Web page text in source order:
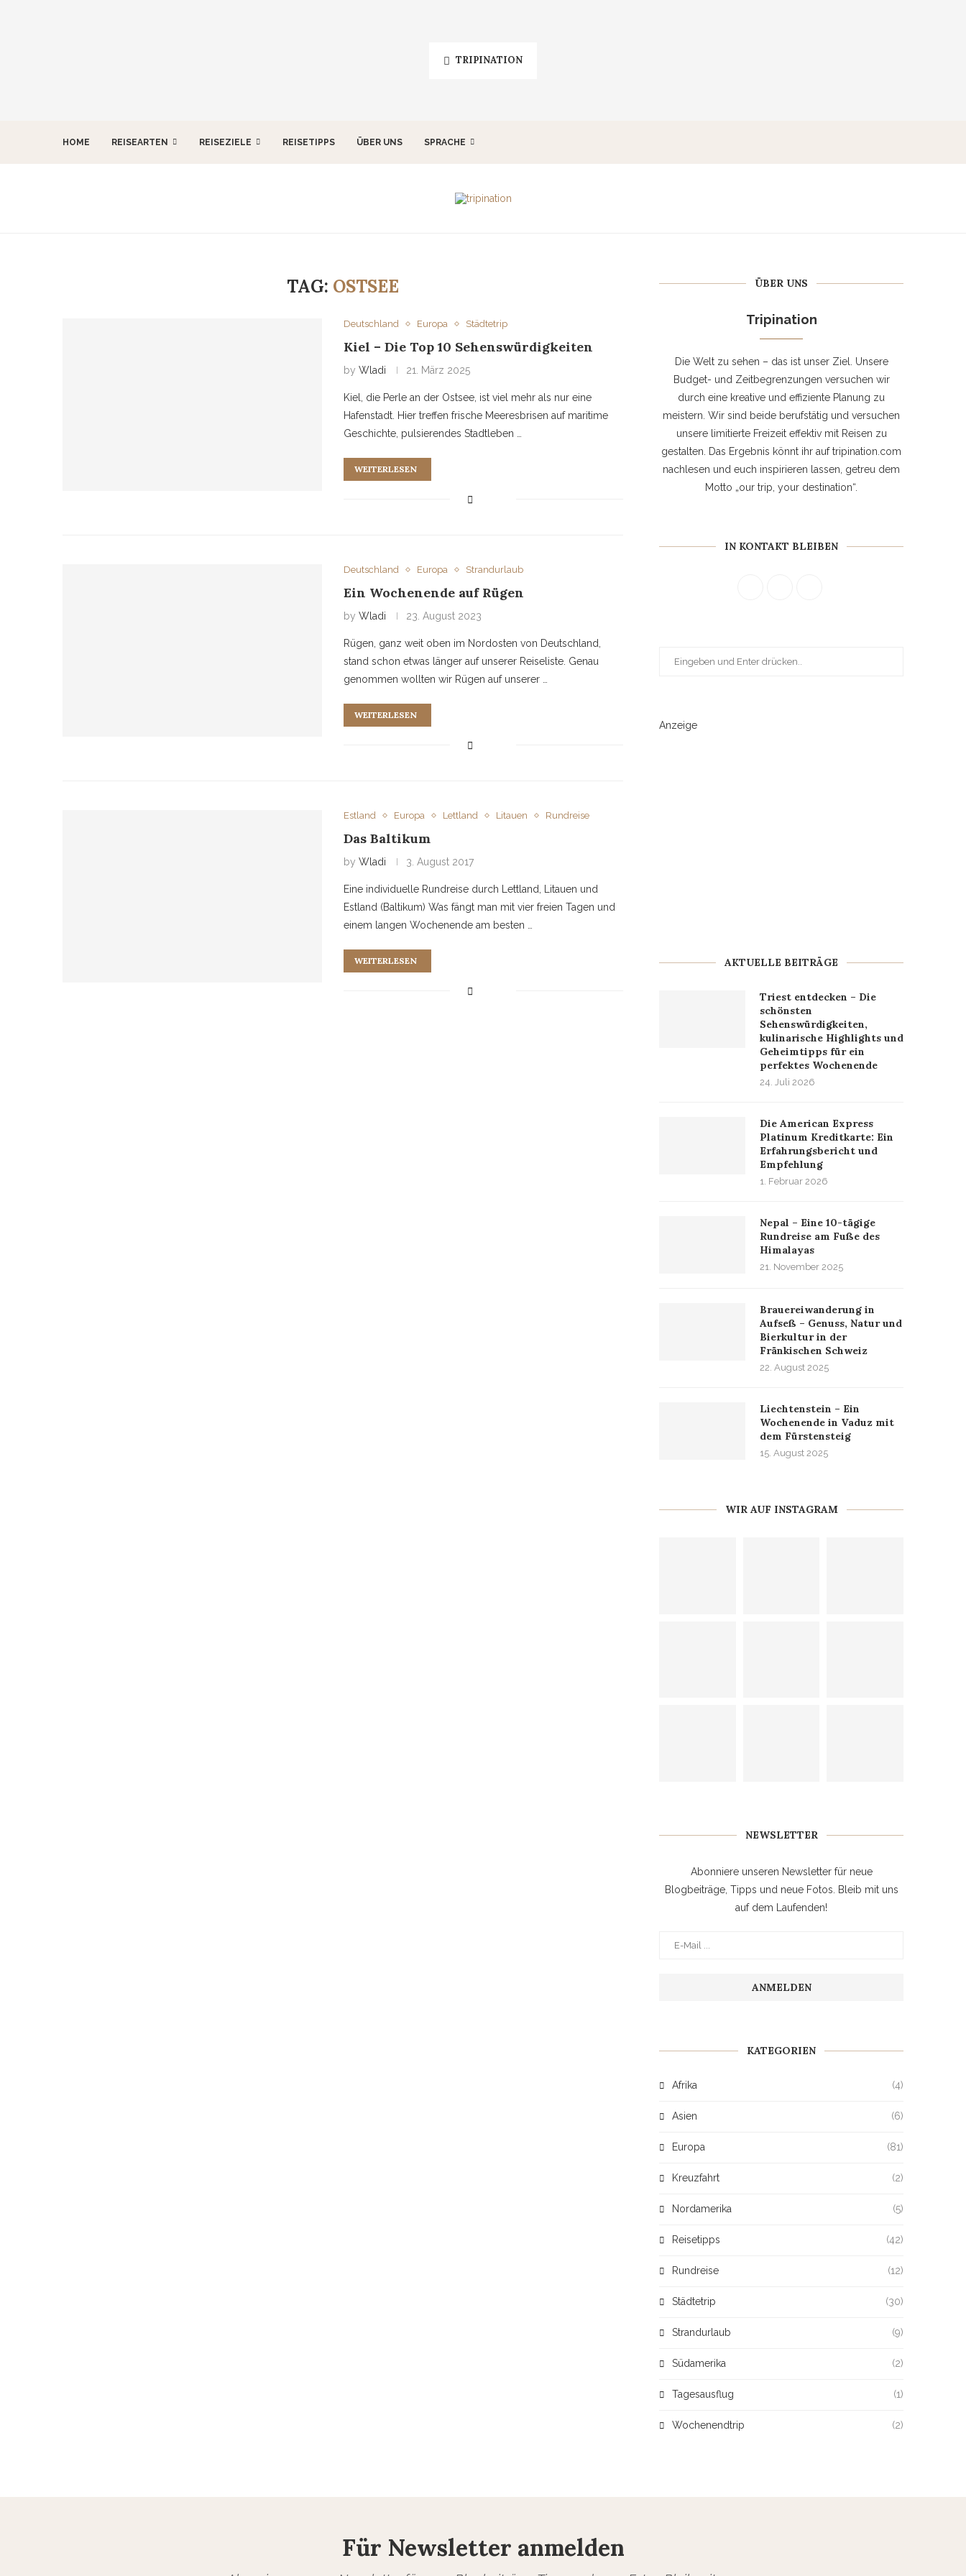
TRIPINATION
HOME REISEARTEN REISEZIELE REISETIPPS ÜBER UNS SPRACHE
TAG: OSTSEE
Deutschland Europa Städtetrip
Kiel – Die Top 10 Sehenswürdigkeiten
by Wladi 21. März 2025
Kiel, die Perle an der Ostsee, ist viel mehr als nur eine
Hafenstadt. Hier treffen frische Meeresbrisen auf maritime
Geschichte, pulsierendes Stadtleben …
WEITERLESEN
Deutschland Europa Strandurlaub
Ein Wochenende auf Rügen
by Wladi 23. August 2023
Rügen, ganz weit oben im Nordosten von Deutschland,
stand schon etwas länger auf unserer Reiseliste. Genau
genommen wollten wir Rügen auf unserer …
WEITERLESEN
Estland Europa Lettland Litauen Rundreise
Das Baltikum
by Wladi 3. August 2017
Eine individuelle Rundreise durch Lettland, Litauen und
Estland (Baltikum) Was fängt man mit vier freien Tagen und
einem langen Wochenende am besten …
WEITERLESEN
ÜBER UNS
Tripination
Die Welt zu sehen – das ist unser Ziel. Unsere
Budget- und Zeitbegrenzungen versuchen wir
durch eine kreative und effiziente Planung zu
meistern. Wir sind beide berufstätig und versuchen
unsere limitierte Freizeit effektiv mit Reisen zu
gestalten. Das Ergebnis könnt ihr auf tripination.com
nachlesen und euch inspirieren lassen, getreu dem
Motto „our trip, your destination“.
IN KONTAKT BLEIBEN
Anzeige
AKTUELLE BEITRÄGE
Triest entdecken – Die
schönsten
Sehenswürdigkeiten,
kulinarische Highlights und
Geheimtipps für ein
perfektes Wochenende
24. Juli 2026
Die American Express
Platinum Kreditkarte: Ein
Erfahrungsbericht und
Empfehlung
1. Februar 2026
Nepal – Eine 10-tägige
Rundreise am Fuße des
Himalayas
21. November 2025
Brauereiwanderung in
Aufseß – Genuss, Natur und
Bierkultur in der
Fränkischen Schweiz
22. August 2025
Liechtenstein – Ein
Wochenende in Vaduz mit
dem Fürstensteig
15. August 2025
WIR AUF INSTAGRAM
NEWSLETTER
Abonniere unseren Newsletter für neue
Blogbeiträge, Tipps und neue Fotos. Bleib mit uns
auf dem Laufenden!
KATEGORIEN
Afrika (4)
Asien (6)
Europa (81)
Kreuzfahrt (2)
Nordamerika (5)
Reisetipps (42)
Rundreise (12)
Städtetrip (30)
Strandurlaub (9)
Südamerika (2)
Tagesausflug (1)
Wochenendtrip (2)
Für Newsletter anmelden